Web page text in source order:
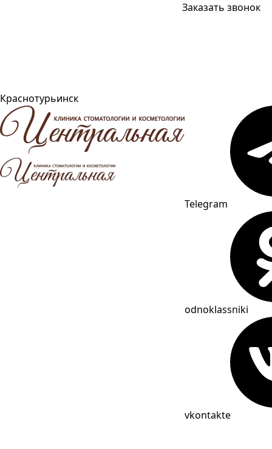
Краснотурьинск
Заказать звонок
Telegram
odnoklassniki
vkontakte